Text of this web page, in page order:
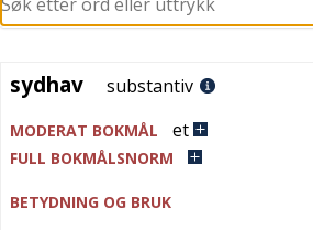
sydhav
sydhav substantiv
MODERAT BOKMÅL et
FULL BOKMÅLSNORM
BETYDNING OG BRUK